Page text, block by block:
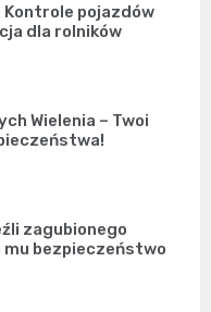
Kontrole pojazdów
dla rolników
Wielenia – Twoi
zagubionego
mu bezpieczeństwo